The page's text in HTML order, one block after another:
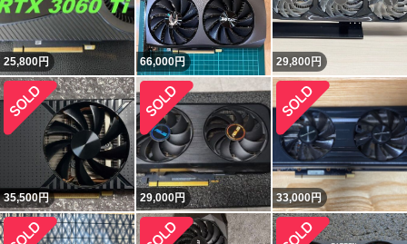
25,800円 66,000円 29,800円
35,500円 29,000円 33,000円